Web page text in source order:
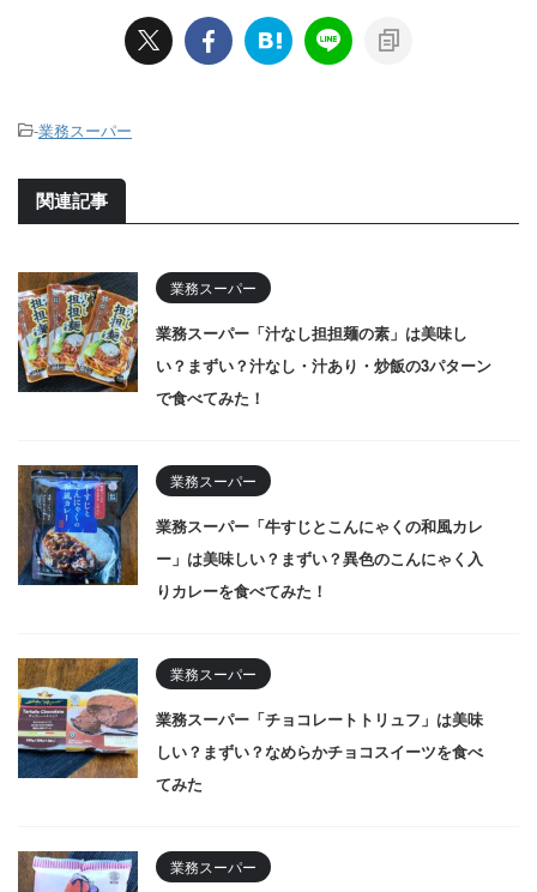
-業務スーパー
関連記事
業務スーパー
業務スーパー「汁なし担担麺の素」は美味し
い？まずい？汁なし・汁あり・炒飯の3パターン
で食べてみた！
業務スーパー
業務スーパー「牛すじとこんにゃくの和風カレ
ー」は美味しい？まずい？異色のこんにゃく入
りカレーを食べてみた！
業務スーパー
業務スーパー「チョコレートトリュフ」は美味
しい？まずい？なめらかチョコスイーツを食べ
てみた
業務スーパー